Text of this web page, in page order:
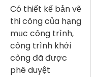
Có thiết kế bản vẽ
thi công của hạng
mục công trình,
công trình khởi
công đã được
phê duyệt